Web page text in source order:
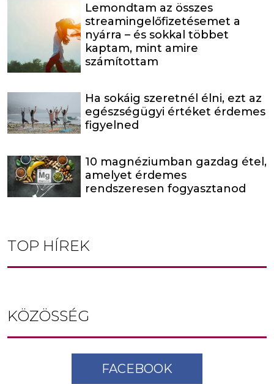
Lemondtam az összes
streamingelőfizetésemet a
nyárra – és sokkal többet
kaptam, mint amire
számítottam
Ha sokáig szeretnél élni, ezt az
egészségügyi értéket érdemes
figyelned
10 magnéziumban gazdag étel,
amelyet érdemes
rendszeresen fogyasztanod
TOP HÍREK
KÖZÖSSÉG
FACEBOOK